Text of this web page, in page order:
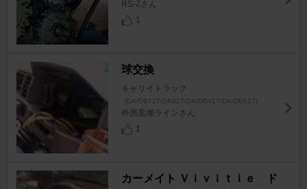
RS-Zさん
1
球交換
キャリイトラック
[DA/DB71T/DA81T/DA/DB41T/DA/DB51T]
外房黒潮ラインさん
1
カーメイト Ｖｉｖｉｔｉｅ ド